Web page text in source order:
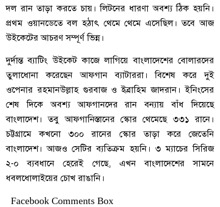
দল রান তাড়া করতে চায়। লিটনের ধারণা অবশ্য ঠিক হয়নি।
প্রথম ওয়ানডেতে বল হঠাৎ থেমে থেমে এসেছিল। তবে আজ
উইকেটের আচরণ সম্পূর্ণ ভিন্ন।
দুর্দান্ত ব্যাটিং উইকেট কাজে লাগিয়ে বাংলাদেশের বোলারদের
তুলাধোনা করেছেন আফগান ব্যাটাররা। বিশেষ করে দুই
ওপেনার রহমানউল্লাহ গুরবাজ ও ইব্রাহিম জাদরান। ইনিংসের
শেষ দিকে অবশ্য আফগানদের রান বন্যায় বাঁধ দিয়েছে
বাংলাদেশ। তবু আফগানিস্তানের স্কোর থেমেছে ৩৩১ রানে।
চট্টগ্রামে কখনো ৩০০ রানের স্কোর তাড়া করে জেতেনি
বাংলাদেশ। আজও সেটির ব্যতিক্রম হয়নি। ৩ ম্যাচের সিরিজ
২-০ ব্যবধানে হেরেই গেছে, এখন বাংলাদেশের সামনে
ধবলধোলাইয়ের চোখ রাঙানি।
Facebook Comments Box